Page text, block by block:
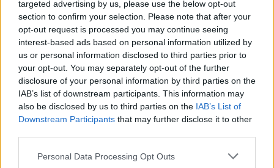
targeted advertising by us, please use the below opt-out
section to confirm your selection. Please note that after your
opt-out request is processed you may continue seeing
interest-based ads based on personal information utilized by
us or personal information disclosed to third parties prior to
your opt-out. You may separately opt-out of the further
disclosure of your personal information by third parties on the
IAB’s list of downstream participants. This information may
also be disclosed by us to third parties on the IAB’s List of
Downstream Participants that may further disclose it to other
Personal Data Processing Opt Outs